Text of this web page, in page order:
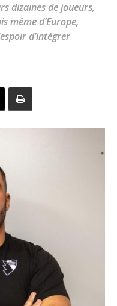
dizaines de joueurs,
même d’Europe,
d’intégrer